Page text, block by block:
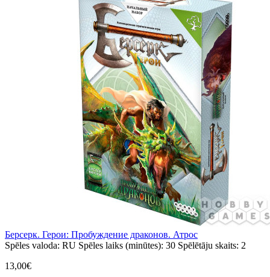
Берсерк. Герои: Пробуждение драконов. Атрос
Spēles valoda: RU Spēles laiks (minūtes): 30 Spēlētāju skaits: 2
13,00€